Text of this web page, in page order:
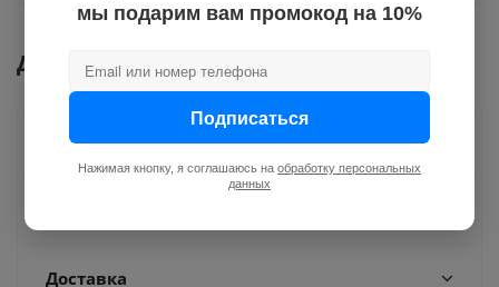
Документы
Как купить
Доставка
мы подарим вам промокод на 10%
Подписаться
Нажимая кнопку, я соглашаюсь на обработку персональных
данных